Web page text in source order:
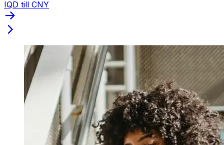
IQD till CNY